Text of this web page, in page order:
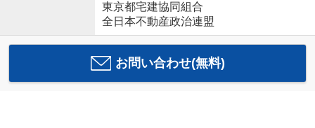
東京都宅建協同組合
全日本不動産政治連盟
お問い合わせ(無料)